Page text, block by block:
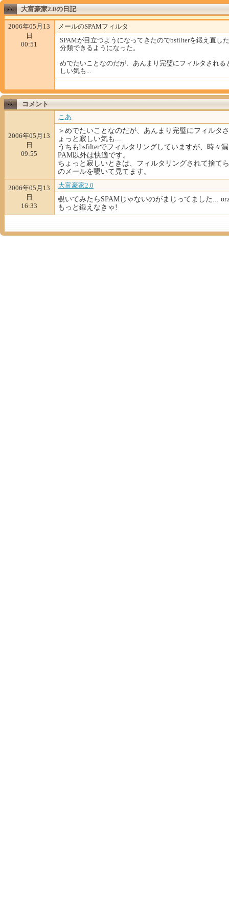
大富豪家2.0の日記
2006年05月13
日
00:51
メールのSPAMフィルタ
SPAMが目立つようになってきたのでbsfilterを鍛え直し
分類できるようになった。
めでたいことなのだが、あんまり完璧にフィルタされる
しい気も...
コメント
2006年05月13
日
09:55
こあ
＞めでたいことなのだが、あんまり完璧にフィルタ
ょっと寂しい気も...
うちもbsfilterでフィルタリングしていますが、時々
PAM以外は快適です。
ちょっと寂しいときは、フィルタリングされて捨て
のメールを覗いて見てます。
2006年05月13
日
16:33
大富豪家2.0
覗いてみたらSPAMじゃないのがまじってました...
もっと鍛えなきゃ!